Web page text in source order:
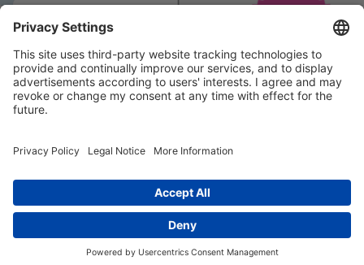
© 2023 k/c/e Marketing GmbH –Impressum